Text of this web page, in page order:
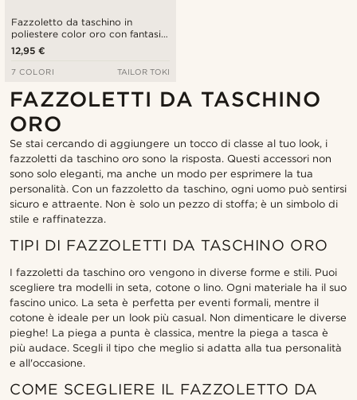
Fazzoletto da taschino in
poliestere color oro con fantasia
Paisley
12,95 €
7 COLORI TAILOR TOKI
FAZZOLETTI DA TASCHINO
ORO
Se stai cercando di aggiungere un tocco di classe al tuo look, i
fazzoletti da taschino oro sono la risposta. Questi accessori non
sono solo eleganti, ma anche un modo per esprimere la tua
personalità. Con un fazzoletto da taschino, ogni uomo può sentirsi
sicuro e attraente. Non è solo un pezzo di stoffa; è un simbolo di
stile e raffinatezza.
TIPI DI FAZZOLETTI DA TASCHINO ORO
I fazzoletti da taschino oro vengono in diverse forme e stili. Puoi
scegliere tra modelli in seta, cotone o lino. Ogni materiale ha il suo
fascino unico. La seta è perfetta per eventi formali, mentre il
cotone è ideale per un look più casual. Non dimenticare le diverse
pieghe! La piega a punta è classica, mentre la piega a tasca è
più audace. Scegli il tipo che meglio si adatta alla tua personalità
e all'occasione.
COME SCEGLIERE IL FAZZOLETTO DA